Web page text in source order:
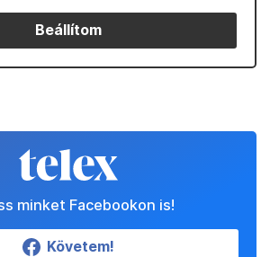
Beállítom
minket Facebookon is!
Követem!